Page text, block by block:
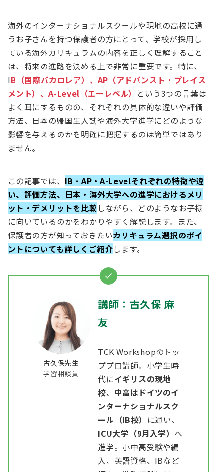
海外のインターナショナルスクールや現地の高校に通
うお子さんを持つ保護者の方にとって、学校が採用し
ている海外カリキュラムの内容を正しく理解すること
は、将来の進路を決める上で非常に重要です。特に、
IB（国際バカロレア）、AP（アドバンスト・プレイス
メント）、A-Level（エーレベル）
という3つの言葉は
よく耳にするものの、それぞれの具体的な違いや評価
方法、日本の帰国生入試や海外大学進学にどのような
影響を与えるのかを明確に把握するのは簡単ではあり
ません。
この記事では、 IB・AP・A-Levelそれぞれの特徴や違
い、評価方法、日本・海外大学への進学におけるメリ
ット・デメリットを比較 しながら、どのようなお子様
に向いているのかをわかりやすく解説します。また、
保護者の方が知っておきたいカリキュラム選択のポイ
ントについても詳しくご紹介します。
古久保先生
学習相談員
講師：古久保 麻
友
TCK Workshopのトッ
ププロ講師。小学生時
代にイギリスの現地
校、中高はドイツのイ
ンターナショナルスク
ール（IB校） に通い、
ICU大学（9月入学） へ
進学。小中高受験や編
入、英語資格、IBなど